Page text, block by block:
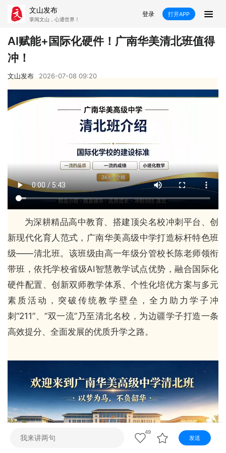
文山发布
掌阅文山，心通世界！
登录 打开APP
新闻
飞卡阅读
社会 科教
商务
文山市 砚山县 西畴县 麻栗坡县
马关县 丘北县 广南县 富宁县
视频快刷 视频点播 阿文工作室 文山新闻
壮语节目 苗语节目 瑶语节目
AI赋能+国际化硬件！广南华美清北班值得
冲！
文山发布 2026-07-08 09:20
为深耕精品高中教育、搭建顶尖名校冲刺平台、创
新现代化育人范式，广南华美高级中学打造标杆特色班
级——清北班。该班级由高一年级分管校长陈老师领衔
带班，依托学校省级AI智慧教学试点优势，融合国际化
硬件配置、创新双师教学体系、个性化培优方案与多元
素质活动，突破传统教学壁垒，全力助力学子冲
刺“211”、“双一流”乃至清北名校，为边疆学子打造一条
高效提分、全面发展的优质升学之路。
49
发送